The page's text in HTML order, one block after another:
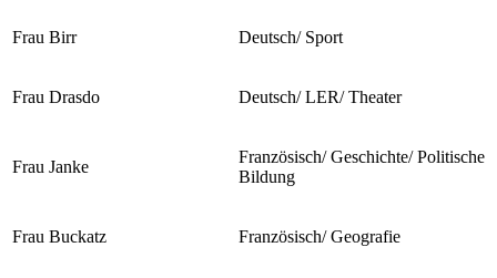
Frau Birr Deutsch/ Sport
Frau Drasdo Deutsch/ LER/ Theater
Frau Janke
Französisch/ Geschichte/ Politische
Bildung
Frau Buckatz Französisch/ Geografie